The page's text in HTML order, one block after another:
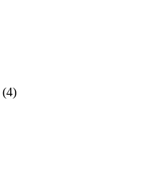
(4)